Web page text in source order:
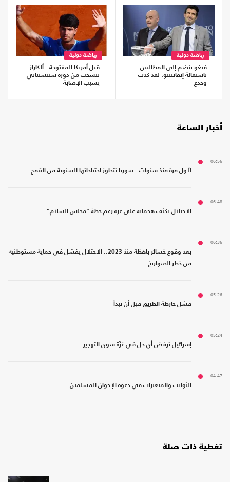
رياضة دولية
فيغو ينضم إلى المطالبين
باستقالة إنفانتينو: لقد كذب
وخدع
رياضة دولية
قبل أمريكا المفتوحة.. ألكاراز
ينسحب من دورة سينسيناتي
بسبب الإصابة
أخبار الساعة
06:56
لأول مرة منذ سنوات.. سوريا تتجاوز احتياجاتها السنوية من القمح
06:48
الاحتلال يكثف هجماته على غزة رغم خطة "مجلس السلام"
06:36
بعد وقوع خسائر باهظة منذ 2023.. الاحتلال يفشل في حماية مستوطنيه
من خطر الصواريخ
05:26
فشل خارطة الطريق قبل أن تبدأ
05:24
إسرائيل ترفض أي حل في غزّة سوى التهجير
04:47
الثوابت والمتغيرات في دعوة الإخوان المسلمين
تغطية ذات صلة